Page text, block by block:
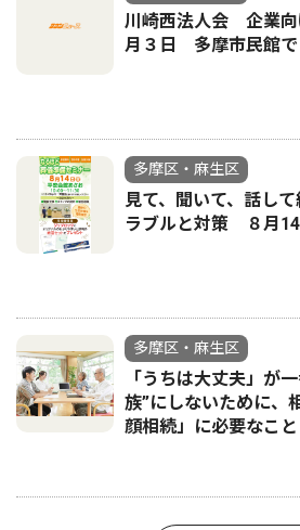
川崎西法人会 企業
月３日 多摩市民館で
多摩区・麻生区
見て、聞いて、話し
ラブルと対策 ８月
多摩区・麻生区
「うちは大丈夫」が
族”にしないために、
顔相続」に必要なこ